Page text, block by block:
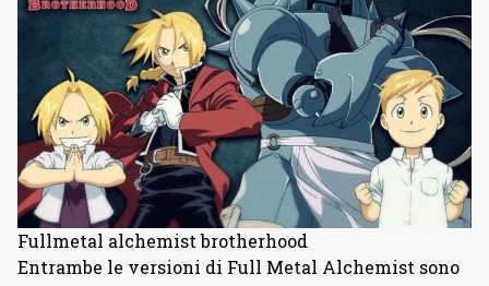
Fullmetal alchemist brotherhood
Entrambe le versioni di Full Metal Alchemist sono